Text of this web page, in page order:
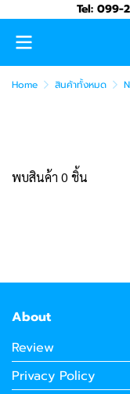
Tel: 099-
Home สินค้าทั้งหมด
พบสินค้า 0 ชิ้น
About
Review
Privacy Policy